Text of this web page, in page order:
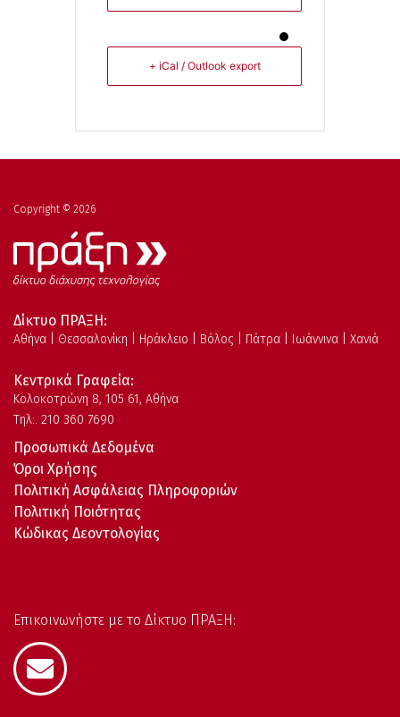
+ iCal / Outlook export
Copyright © 2026
Δίκτυο ΠΡΑΞΗ:
Αθήνα | Θεσσαλονίκη | Ηράκλειο | Βόλος | Πάτρα | Ιωάννινα | Χανιά
Κεντρικά Γραφεία:
Kολοκοτρώνη 8, 105 61, Αθήνα
Τηλ:. 210 360 7690
Προσωπικά Δεδομένα
Όροι Χρήσης
Πολιτική Ασφάλειας Πληροφοριών
Πολιτική Ποιότητας
Κώδικας Δεοντολογίας
Επικοινωνήστε με το Δίκτυο ΠΡΑΞΗ: